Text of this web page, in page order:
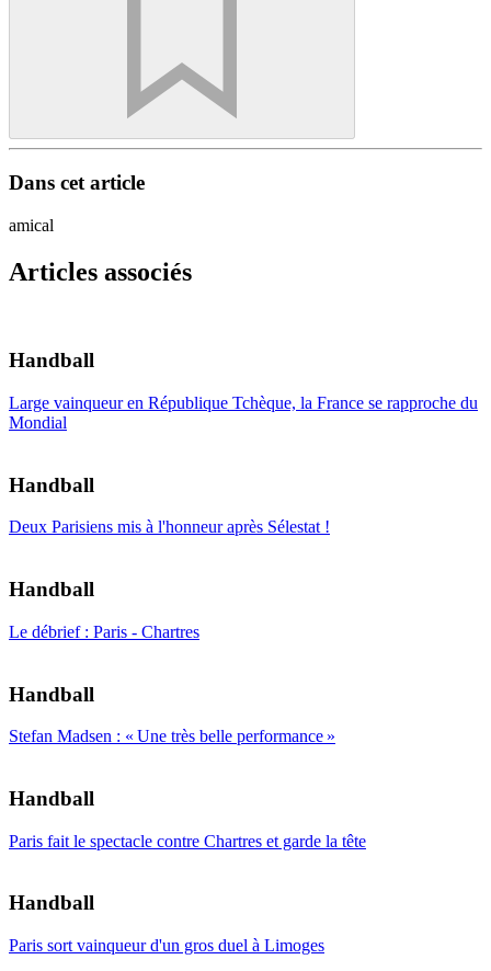
Dans cet article
amical
Articles associés
Handball
Large vainqueur en République Tchèque, la France se rapproche du
Mondial
Handball
Deux Parisiens mis à l'honneur après Sélestat !
Handball
Le débrief : Paris - Chartres
Handball
Stefan Madsen : « Une très belle performance »
Handball
Paris fait le spectacle contre Chartres et garde la tête
Handball
Paris sort vainqueur d'un gros duel à Limoges